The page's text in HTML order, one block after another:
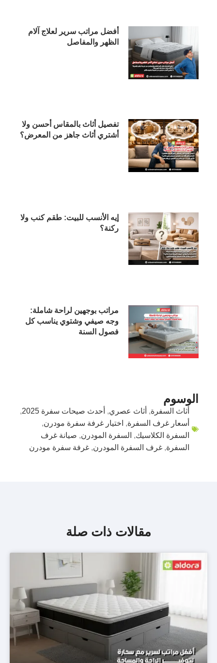
أفضل مراتب سرير لعلاج آلام
الظهر والمفاصل
تفصيل أثاث بالمقاس أحسن ولا
أشتري أثاث جاهز من المعرض؟
إيه الأنسب للبيت: طقم كنب ولا
ركنة؟
مراتب بوجهين لراحة شاملة:
وجه صيفي وشتوي يناسب كل
فصول السنة
الوسوم
أثاث السفرة, أثاث عصري, أحدث صيحات سفرة 2025
,
أسعار غرف السفرة, اختيار غرفة سفرة مودرن,
السفرة الكلاسيك, السفرة المودرن, صيانة غرف
السفرة, غرف السفرة المودرن, غرفة سفرة مودرن
مقالات ذات صلة